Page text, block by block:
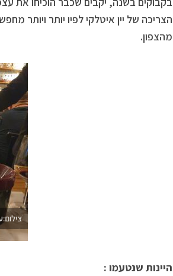
הצריכה של יין איטלקי לפיו יותר ויותר
מהצפון.
היינות שנטעמו :